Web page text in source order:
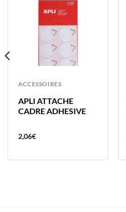
ACCESSOIRES
APLI ATTACHE
CADRE ADHESIVE
2,06€